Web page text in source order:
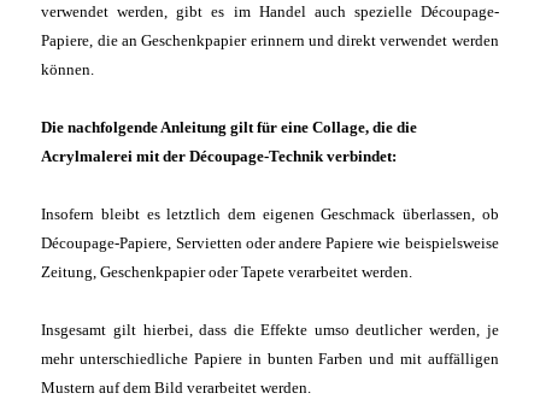
verwendet werden, gibt es im Handel auch spezielle Découpage-
Papiere, die an Geschenkpapier erinnern und direkt verwendet werden
können.
Die nachfolgende Anleitung gilt für eine Collage, die die
Acrylmalerei mit der Découpage-Technik verbindet:
Insofern bleibt es letztlich dem eigenen Geschmack überlassen, ob
Découpage-Papiere, Servietten oder andere Papiere wie beispielsweise
Zeitung, Geschenkpapier oder Tapete verarbeitet werden.
Insgesamt gilt hierbei, dass die Effekte umso deutlicher werden, je
mehr unterschiedliche Papiere in bunten Farben und mit auffälligen
Mustern auf dem Bild verarbeitet werden.